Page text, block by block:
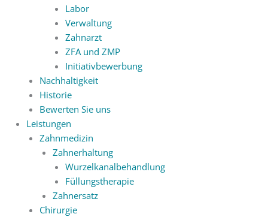
Labor
Verwaltung
Zahnarzt
ZFA und ZMP
Initiativbewerbung
Nachhaltigkeit
Historie
Bewerten Sie uns
Leistungen
Zahnmedizin
Zahnerhaltung
Wurzelkanalbehandlung
Füllungstherapie
Zahnersatz
Chirurgie